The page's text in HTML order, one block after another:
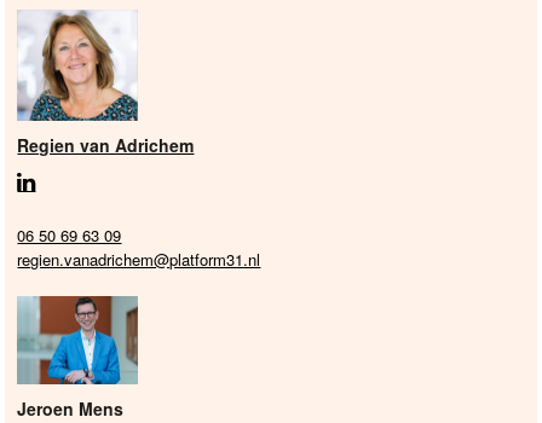
Publicaties
Nieuwsbrief
Over ons
Regien van Adrichem
06 50 69 63 09
regien.vanadrichem@platform31.nl
Jeroen Mens